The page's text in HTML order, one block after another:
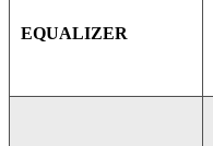
EQUALIZER